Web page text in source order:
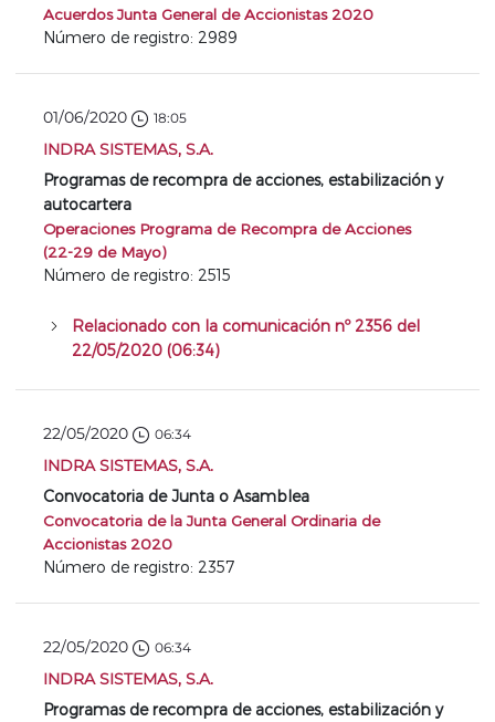
Acuerdos Junta General de Accionistas 2020
Número de registro: 2989
01/06/2020 18:05
INDRA SISTEMAS, S.A.
Programas de recompra de acciones, estabilización y
autocartera
Operaciones Programa de Recompra de Acciones
(22-29 de Mayo)
Número de registro: 2515
Relacionado con la comunicación nº 2356 del
22/05/2020 (06:34)
22/05/2020 06:34
INDRA SISTEMAS, S.A.
Convocatoria de Junta o Asamblea
Convocatoria de la Junta General Ordinaria de
Accionistas 2020
Número de registro: 2357
22/05/2020 06:34
INDRA SISTEMAS, S.A.
Programas de recompra de acciones, estabilización y